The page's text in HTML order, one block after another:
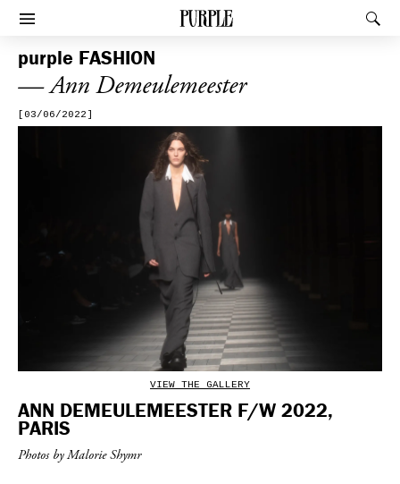
PURPLE
Afficher le menu
purple FASHION
— Ann Demeulemeester
[03/06/2022]
VIEW THE GALLERY
ANN DEMEULEMEESTER F/W 2022,
PARIS
Photos by Malorie Shymr